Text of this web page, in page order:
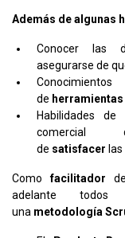
Además de algunas
Conocer las
asegurarse de
de herramientas
Habilidades
de satisfacer las
Comofacilitador
adelante todos
una metodología